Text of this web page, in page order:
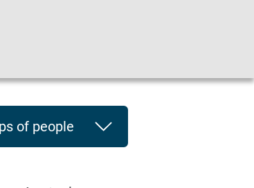
of people